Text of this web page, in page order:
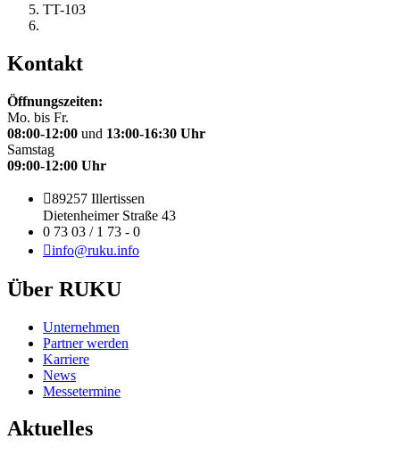
TT-103
Kontakt
Öffnungszeiten:
Mo. bis Fr.
08:00-12:00 und 13:00-16:30 Uhr
Samstag
09:00-12:00 Uhr
89257 Illertissen
Dietenheimer Straße 43
0 73 03 / 1 73 - 0
info@ruku.info
Über RUKU
Unternehmen
Partner werden
Karriere
News
Messetermine
Aktuelles